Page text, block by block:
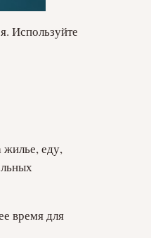
Используйте
жилье, еду,
время для